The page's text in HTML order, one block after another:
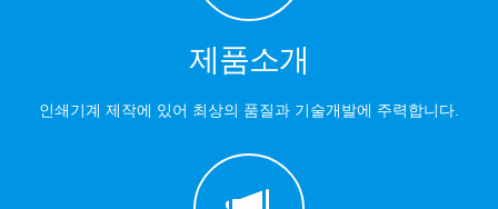
제품소개
인쇄기계 제작에 있어 최상의 품질과 기술개발에 주력합니다.